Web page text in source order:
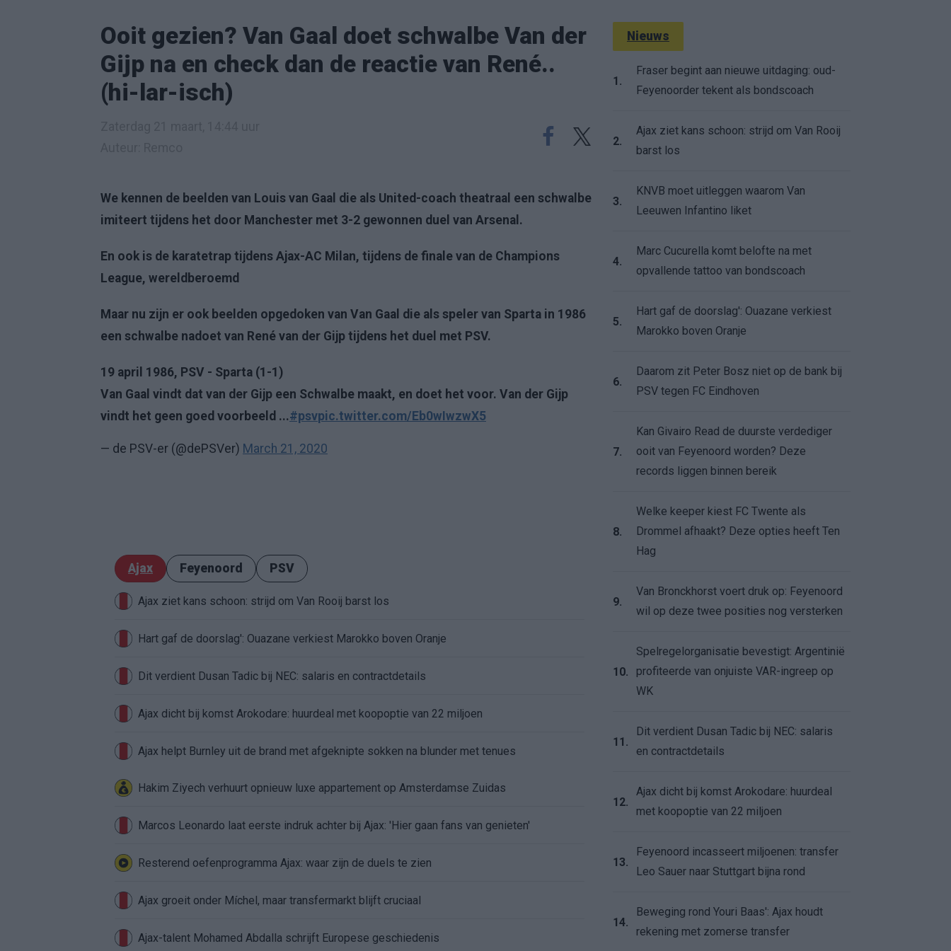
Ooit gezien? Van Gaal doet schwalbe Van der
Gijp na en check dan de reactie van René..
(hi-lar-isch)
We kennen de beelden van Louis van Gaal die als United-coach theatraal een schwalbe
imiteert tijdens het door Manchester met 3-2 gewonnen duel van Arsenal.
En ook is de karatetrap tijdens Ajax-AC Milan, tijdens de finale van de Champions
League, wereldberoemd
Maar nu zijn er ook beelden opgedoken van Van Gaal die als speler van Sparta in 1986
een schwalbe nadoet van René van der Gijp tijdens het duel met PSV.
19 april 1986, PSV - Sparta (1-1)
Van Gaal vindt dat van der Gijp een Schwalbe maakt, en doet het voor. Van der Gijp
vindt het geen goed voorbeeld ...#psvpic.twitter.com/Eb0wIwzwX5
— de PSV-er (@dePSVer) March 21, 2020
Ajax Feyenoord PSV
Ajax ziet kans schoon: strijd om Van Rooij barst los
Hart gaf de doorslag': Ouazane verkiest Marokko boven Oranje
Dit verdient Dusan Tadic bij NEC: salaris en contractdetails
Ajax dicht bij komst Arokodare: huurdeal met koopoptie van 22 miljoen
Ajax helpt Burnley uit de brand met afgeknipte sokken na blunder met tenues
Hakim Ziyech verhuurt opnieuw luxe appartement op Amsterdamse Zuidas
Marcos Leonardo laat eerste indruk achter bij Ajax: 'Hier gaan fans van genieten'
Resterend oefenprogramma Ajax: waar zijn de duels te zien
Ajax groeit onder Míchel, maar transfermarkt blijft cruciaal
Ajax-talent Mohamed Abdalla schrijft Europese geschiedenis
Nieuws
1.
Fraser begint aan nieuwe uitdaging: oud-
Feyenoorder tekent als bondscoach
2.
Ajax ziet kans schoon: strijd om Van Rooij
barst los
3.
KNVB moet uitleggen waarom Van
Leeuwen Infantino liket
4.
Marc Cucurella komt belofte na met
opvallende tattoo van bondscoach
5.
Hart gaf de doorslag': Ouazane verkiest
Marokko boven Oranje
6.
Daarom zit Peter Bosz niet op de bank bij
PSV tegen FC Eindhoven
7.
Kan Givairo Read de duurste verdediger
ooit van Feyenoord worden? Deze
records liggen binnen bereik
8.
Welke keeper kiest FC Twente als
Drommel afhaakt? Deze opties heeft Ten
Hag
9.
Van Bronckhorst voert druk op: Feyenoord
wil op deze twee posities nog versterken
10.
Spelregelorganisatie bevestigt: Argentinië
profiteerde van onjuiste VAR-ingreep op
WK
11.
Dit verdient Dusan Tadic bij NEC: salaris
en contractdetails
12.
Ajax dicht bij komst Arokodare: huurdeal
met koopoptie van 22 miljoen
13.
Feyenoord incasseert miljoenen: transfer
Leo Sauer naar Stuttgart bijna rond
14.
Beweging rond Youri Baas': Ajax houdt
rekening met zomerse transfer